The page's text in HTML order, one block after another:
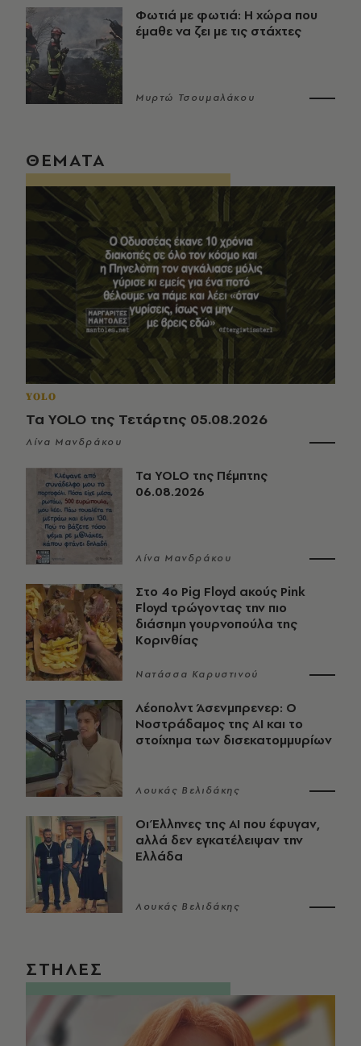
Φωτιά με φωτιά: Η χώρα που
έμαθε να ζει με τις στάχτες
Μυρτώ Τσουμαλάκου
ΘΕΜΑΤΑ
YOLO
Τα YOLO της Τετάρτης 05.08.2026
Λίνα Μανδράκου
Τα YOLO της Πέμπτης
06.08.2026
Λίνα Μανδράκου
Στο 4ο Pig Floyd ακούς Pink
Floyd τρώγοντας την πιο
διάσημη γουρνοπούλα της
Κορινθίας
Νατάσσα Καρυστινού
Λέοπολντ Άσενμπρενερ: Ο
Νοστράδαμος της AI και το
στοίχημα των δισεκατομμυρίων
Λουκάς Βελιδάκης
Οι Έλληνες της ΑΙ που έφυγαν,
αλλά δεν εγκατέλειψαν την
Ελλάδα
Λουκάς Βελιδάκης
ΣΤΗΛΕΣ